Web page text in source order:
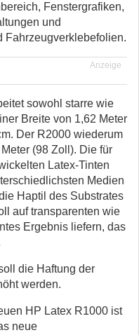
Fenstergrafiken,
und
Fahrzeugverklebefolien.
Anzeige
sowohl starre wie
Breite von 1,62 Meter
Der R2000 wiederum
(98 Zoll). Die für
Latex-Tinten
Medien
Haptil des Substrates
auf transparenten wie
Ergebnis liefern, das
die Haftung der
werden.
HP Latex R1000 ist
neue